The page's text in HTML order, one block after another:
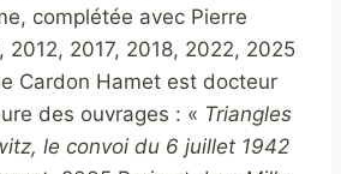
complétée avec Pierre
2012, 2017, 2018, 2022, 2025
Cardon Hamet est docteur
des ouvrages : « Triangles
le convoi du 6 juillet 1942